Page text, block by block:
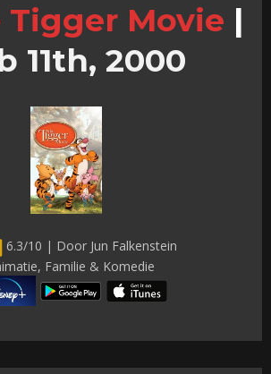
Tigger Movie |
11th, 2000
6.3/10 | Door Jun Falkenstein
Familie & Komedie